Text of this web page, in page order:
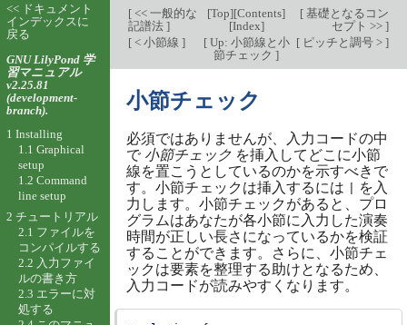
[<< 一般的な
記譜法 ]
[Top][Contents]
[Index]
[基礎となるコン
セプト >> ]
[< 小節線 ] [Up: 小節線と小
節チェック]
[ピッチと調号 > ]
小節チェック
必須ではありませんが、入力コードの中
で 小節チェックを挿入してどこに小節
線を置こうとしているのかを示すべきで
す。小節チェックは挿入するには
を入
力します。小節チェックがあると、プロ
グラムはあなたが各小節に入力した演奏
時間が正しい長さになっているかを検証
することができます。さらに、小節チェ
ックは要素を整理する助けとなるため、
入力コードが読みやすくなります。
<< ドキュメント
インデックスに
戻る
GNU LilyPond 学
習マニュアル
v2.25.81
(development-
branch).
1 Installing
1.1 Graphical
setup
1.2 Command
line setup
2 チュートリアル
2.1 ファイルを
コンパイルする
2.2 入力ファイ
ルの書き方
2.3 エラーに対
処する